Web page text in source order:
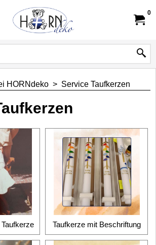
0
HORNdeko > Service Taufkerzen
Taufkerze mit Beschriftung